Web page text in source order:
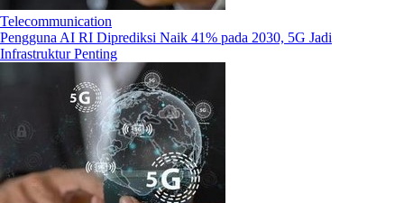
Telecommunication
Pengguna AI RI Diprediksi Naik 41% pada 2030, 5G Jadi
Infrastruktur Penting